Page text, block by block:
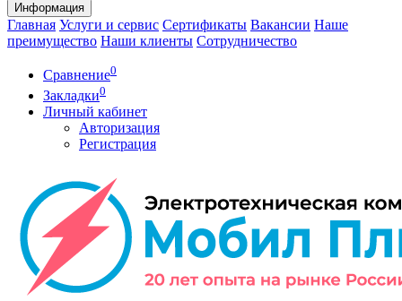
Информация
Главная Услуги и сервис Сертификаты Вакансии Наше
преимущество Наши клиенты Сотрудничество
Сравнение0
Закладки0
Личный кабинет
Авторизация
Регистрация